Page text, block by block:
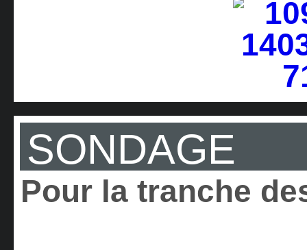
SONDAGE
Pour la tranche